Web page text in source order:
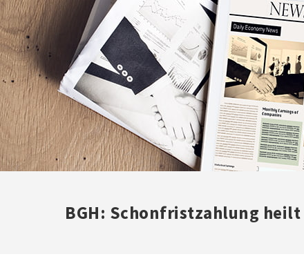
BGH: Schonfristzahlung